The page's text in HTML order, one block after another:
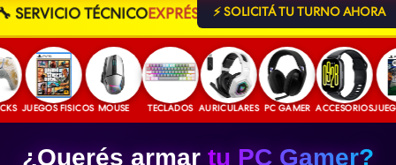
SERVICIO TÉCNICOEXPRÉS ⚡ SOLICITÁ TU TURNO AHORA
FISICOS MOUSE TECLADOS AURICULARES PC GAMER ACCESORIOSJUEGOS
¿Querés armar tu PC Gamer?